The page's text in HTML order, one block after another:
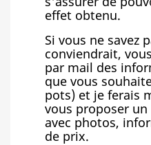
effet obtenu.
Si vous ne savez
conviendrait,
par mail des
que vous
pots) et je ferais
vous proposer
avec photos,
de prix.